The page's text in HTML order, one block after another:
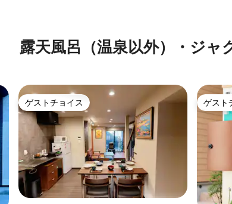
露天風呂（温泉以外）・ジャ
ゲストチョイス
ゲストチョイス ゲスト
ゲスト